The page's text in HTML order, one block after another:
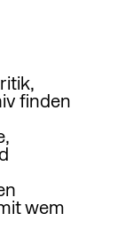
finden
wem